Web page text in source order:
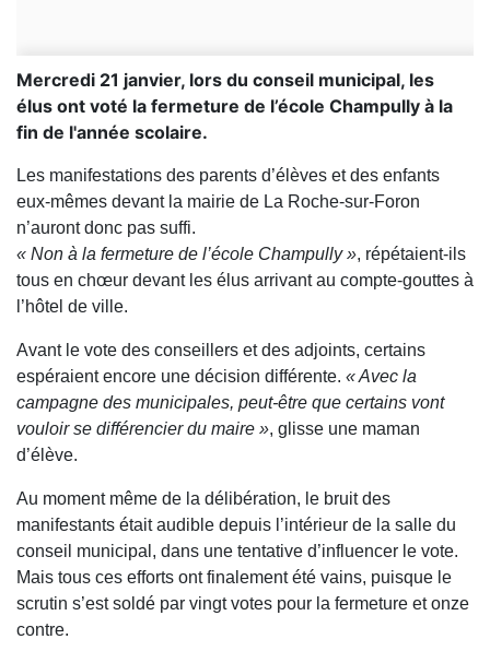
Mercredi 21 janvier, lors du conseil municipal, les
élus ont voté la fermeture de l’école Champully à la
fin de l'année scolaire.
Les manifestations des parents d’élèves et des enfants
eux-mêmes devant la mairie de La Roche-sur-Foron
n’auront donc pas suffi.
« Non à la fermeture de l’école Champully », répétaient-ils
tous en chœur devant les élus arrivant au compte-gouttes à
l’hôtel de ville.
Avant le vote des conseillers et des adjoints, certains
espéraient encore une décision différente. « Avec la
campagne des municipales, peut-être que certains vont
vouloir se différencier du maire », glisse une maman
d’élève.
Au moment même de la délibération, le bruit des
manifestants était audible depuis l’intérieur de la salle du
conseil municipal, dans une tentative d’influencer le vote.
Mais tous ces efforts ont finalement été vains, puisque le
scrutin s’est soldé par vingt votes pour la fermeture et onze
contre.